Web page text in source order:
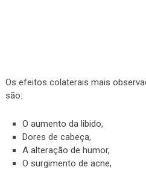
Os efeitos colaterais mais
são:
O aumento da libido,
Dores de cabeça,
A alteração de humor,
O surgimento de acne,